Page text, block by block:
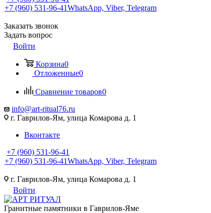
+7 (960) 531-96-41WhatsApp, Viber, Telegram
Заказать звонок
Задать вопрос
Войти
Корзина0
Отложенные0
Сравнение товаров0
info@art-ritual76.ru
г. Гаврилов-Ям, улица Комарова д. 1
Вконтакте
+7 (960) 531-96-41
+7 (960) 531-96-41WhatsApp, Viber, Telegram
г. Гаврилов-Ям, улица Комарова д. 1
Войти
Гранитные памятники в Гаврилов-Яме